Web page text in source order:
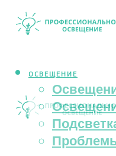
ОСВЕЩЕНИЕ